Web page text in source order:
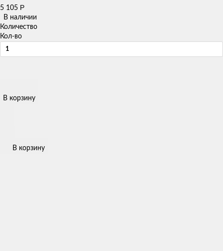
5 105 Р
В наличии
Количество
Кол-во
В корзину
В корзину